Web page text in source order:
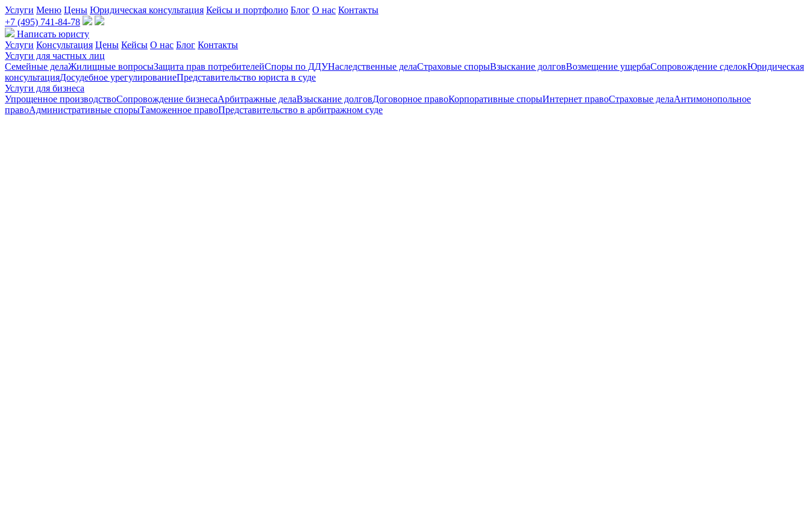
Услуги Меню Цены Юридическая консультация Кейсы и портфолио Блог О нас Контакты
+7 (495) 741-84-78
Написать юристу
Услуги Консультация Цены Кейсы О нас Блог Контакты
Услуги для частных лиц
Семейные делаЖилищные вопросыЗащита прав потребителейСпоры по ДДУНаследственные делаСтраховые спорыВзыскание долговВозмещение ущербаСопровождение сделокЮридическая
консультацияДосудебное урегулированиеПредставительство юриста в суде
Услуги для бизнеса
Упрощенное производствоСопровождение бизнесаАрбитражные делаВзыскание долговДоговорное правоКорпоративные спорыИнтернет правоСтраховые делаАнтимонопольное
правоАдминистративные спорыТаможенное правоПредставительство в арбитражном суде